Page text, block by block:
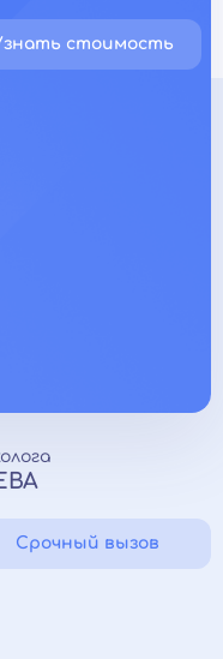
стоимость
Срочный вызов